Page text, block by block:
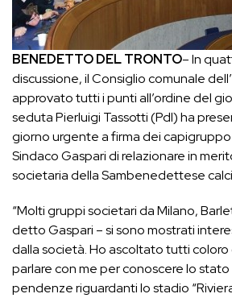
BENEDETTO DEL TRONTO– In
discussione, il Consiglio comunale
approvato tutti i punti all’ordine del
seduta Pierluigi Tassotti (Pdl) ha
giorno urgente a firma dei capigruppo
Sindaco Gaspari di relazionare in
societaria della Sambenedettese
“Molti gruppi societari da Milano,
detto Gaspari – si sono mostrati
dalla società. Ho ascoltato tutti
parlare con me per conoscere lo stato
pendenze riguardanti lo stadio